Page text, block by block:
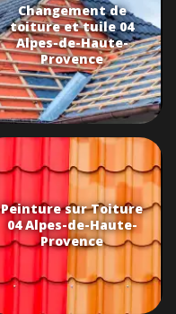
Changement de
toiture et tuile 04
Alpes-de-Haute-
Provence
Peinture sur Toiture
04 Alpes-de-Haute-
Provence